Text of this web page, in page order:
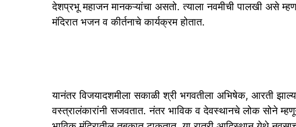
देशप्रभू महाजन मानकऱ्यांचा असतो. त्याला नवमीची पालखी असे
मंदिरात भजन व कीर्तनाचे कार्यक्रम होतात.
यानंतर विजयादशमीला सकाळी श्री भगवतीला अभिषेक, आरती
वस्त्रालंकारांनी सजवतात. नंतर भाविक व देवस्थानचे लोक सोने